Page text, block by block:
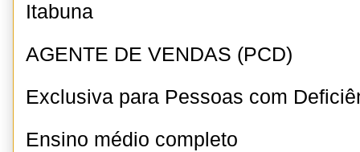
Itabuna
AGENTE DE VENDAS (PCD)
Exclusiva para Pessoas com
Ensino médio completo